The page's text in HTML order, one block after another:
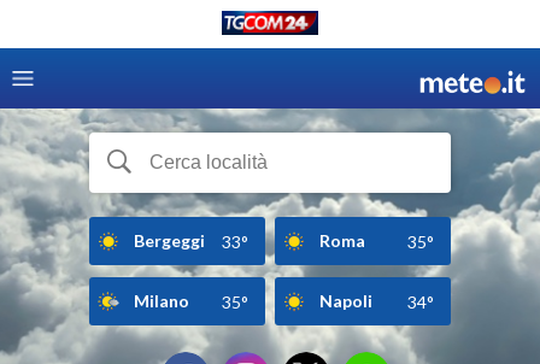
Bergeggi 33° Roma 35°
Milano 35° Napoli 34°